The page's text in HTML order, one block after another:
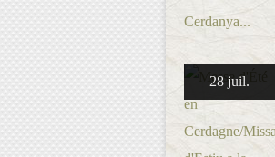
28 juil.